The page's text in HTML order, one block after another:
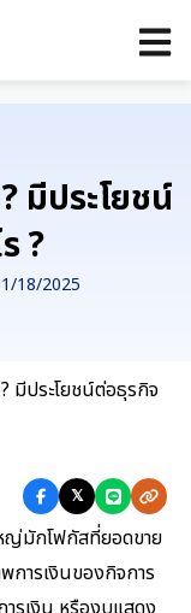
มีประโยชน์
?
18/2025
มีประโยชน์ต่อธุรกิจ
𝕏
ญ่มักโฟกัสที่ยอดขาย
การเงินของกิจการ